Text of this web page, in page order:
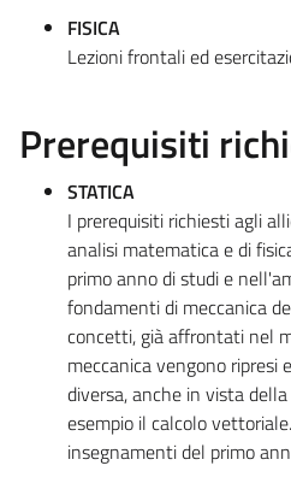
FISICA
Lezioni frontali ed
Prerequisiti
STATICA
I prerequisiti richiesti agli
analisi matematica e di
primo anno di studi e
fondamenti di meccanica
concetti, già affrontati nel
meccanica vengono ripresi
diversa, anche in vista
esempio il calcolo
insegnamenti del primo